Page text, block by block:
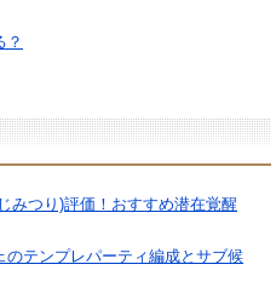
？
みつり)評価！おすすめ潜在覚醒
のテンプレパーティ編成とサブ候